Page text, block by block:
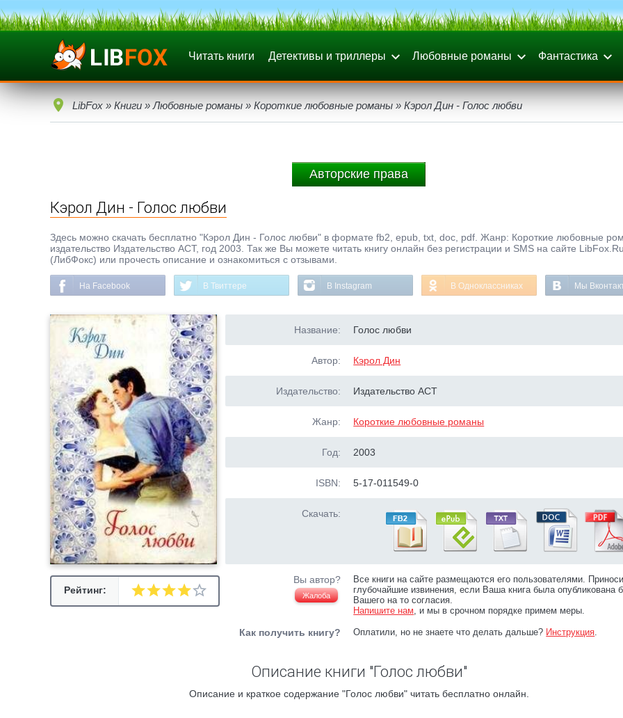
Читать книги Детективы и триллеры Любовные романы Фантастика
LibFox » Книги » Любовные романы » Короткие любовные романы » Кэрол Дин - Голос любви
Авторские права
Кэрол Дин - Голос любви
Здесь можно скачать бесплатно "Кэрол Дин - Голос любви" в формате fb2, epub, txt, doc, pdf. Жанр: Короткие любовные
издательство Издательство ACT, год 2003. Так же Вы можете читать книгу онлайн без регистрации и SMS на сайте LibFox.Ru
(ЛибФокс) или прочесть описание и ознакомиться с отзывами.
На Facebook В Твиттере В Instagram В Одноклассниках Мы
Рейтинг:
Название: Голос любви
Автор: Кэрол Дин
Издательство: Издательство ACT
Жанр: Короткие любовные романы
Год: 2003
ISBN: 5-17-011549-0
Скачать:
Вы автор?
Жалоба
Все книги на сайте размещаются его пользователями.
глубочайшие извинения, если Ваша книга была опубликована
Вашего на то согласия.
Напишите нам, и мы в срочном порядке примем меры.
Как получить книгу? Оплатили, но не знаете что делать дальше? Инструкция.
Описание книги "Голос любви"
Описание и краткое содержание "Голос любви" читать бесплатно онлайн.